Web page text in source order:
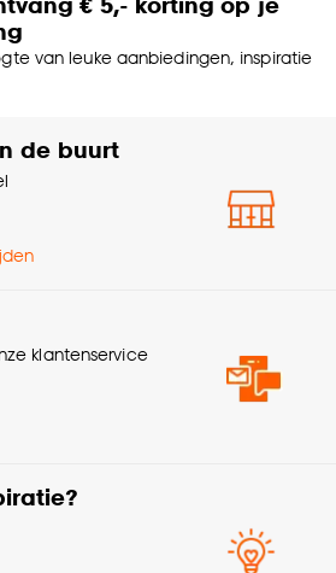
van leuke aanbiedingen, inspiratie
de buurt
klantenservice